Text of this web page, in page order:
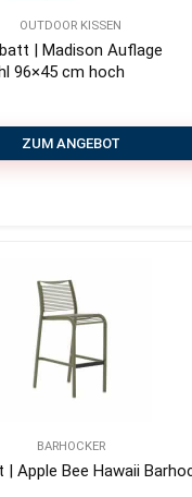
OUTDOOR KISSEN
| Madison Auflage
96×45 cm hoch
ZUM ANGEBOT
BARHOCKER
| Apple Bee Hawaii